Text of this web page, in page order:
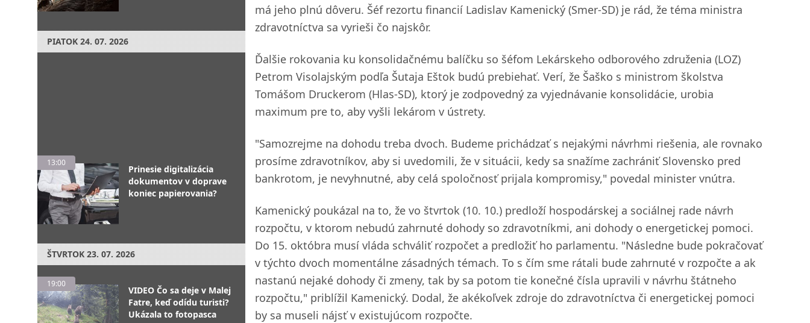
PIATOK 24. 07. 2026
13:00
Prinesie digitalizácia
dokumentov v doprave
koniec papierovania?
ŠTVRTOK 23. 07. 2026
19:00
VIDEO Čo sa deje v Malej
Fatre, keď odídu turisti?
Ukázala to fotopasca
má jeho plnú dôveru. Šéf rezortu financií Ladislav Kamenický (Smer-SD) je rád, že téma ministra
zdravotníctva sa vyrieši čo najskôr.
Ďalšie rokovania ku konsolidačnému balíčku so šéfom Lekárskeho odborového združenia (LOZ)
Petrom Visolajským podľa Šutaja Eštok budú prebiehať. Verí, že Šaško s ministrom školstva
Tomášom Druckerom (Hlas-SD), ktorý je zodpovedný za vyjednávanie konsolidácie, urobia
maximum pre to, aby vyšli lekárom v ústrety.
"Samozrejme na dohodu treba dvoch. Budeme prichádzať s nejakými návrhmi riešenia, ale rovnako
prosíme zdravotníkov, aby si uvedomili, že v situácii, kedy sa snažíme zachrániť Slovensko pred
bankrotom, je nevyhnutné, aby celá spoločnosť prijala kompromisy," povedal minister vnútra.
Kamenický poukázal na to, že vo štvrtok (10. 10.) predloží hospodárskej a sociálnej rade návrh
rozpočtu, v ktorom nebudú zahrnuté dohody so zdravotníkmi, ani dohody o energetickej pomoci.
Do 15. októbra musí vláda schváliť rozpočet a predložiť ho parlamentu. "Následne bude pokračovať
v týchto dvoch momentálne zásadných témach. To s čím sme rátali bude zahrnuté v rozpočte a ak
nastanú nejaké dohody či zmeny, tak by sa potom tie konečné čísla upravili v návrhu štátneho
rozpočtu," priblížil Kamenický. Dodal, že akékoľvek zdroje do zdravotníctva či energetickej pomoci
by sa museli nájsť v existujúcom rozpočte.